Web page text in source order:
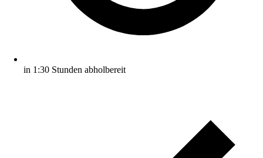
in 1:30 Stunden abholbereit